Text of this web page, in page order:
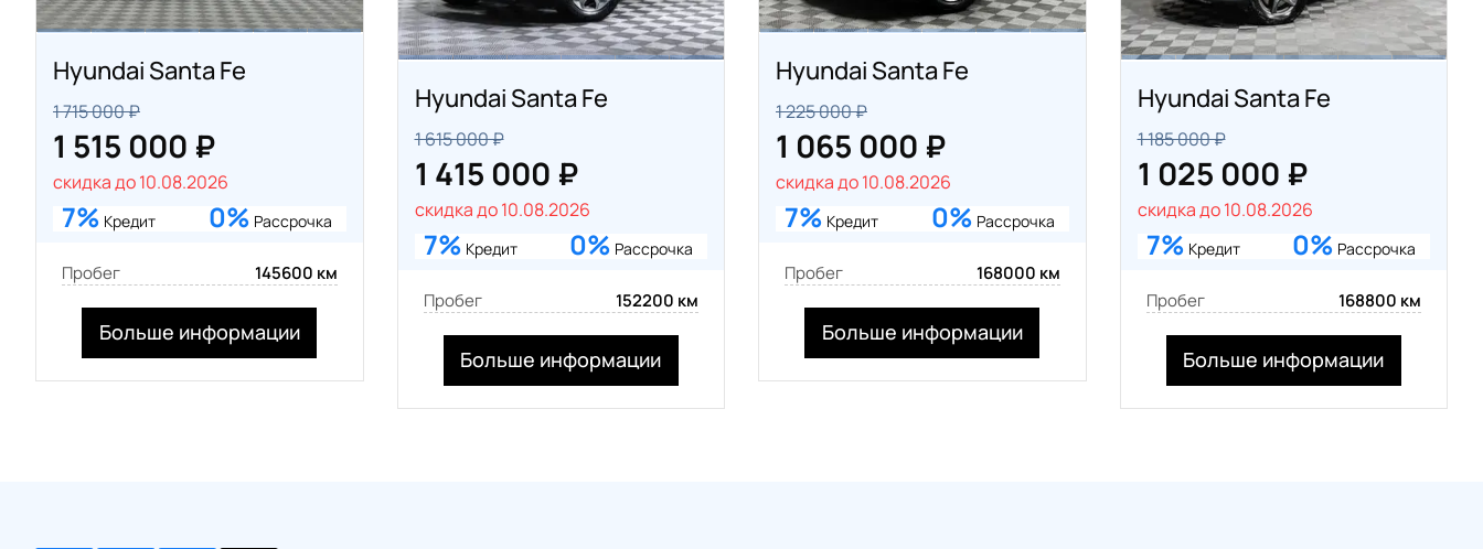
Hyundai Santa Fe
1 715 000 ₽
1 515 000 ₽
скидка до 10.08.2026
7% Кредит 0% Рассрочка
Пробег 145600 км
Больше информации
Hyundai Santa Fe
1 615 000 ₽
1 415 000 ₽
скидка до 10.08.2026
7% Кредит 0% Рассрочка
Пробег 152200 км
Больше информации
Hyundai Santa Fe
1 225 000 ₽
1 065 000 ₽
скидка до 10.08.2026
7% Кредит 0% Рассрочка
Пробег 168000 км
Больше информации
Hyundai Santa Fe
1 185 000 ₽
1 025 000 ₽
скидка до 10.08.2026
7% Кредит 0% Рассрочка
Пробег 168800 км
Больше информации